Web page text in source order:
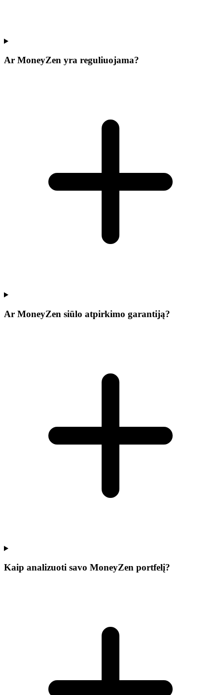
Ar MoneyZen yra reguliuojama?
Ar MoneyZen siūlo atpirkimo garantiją?
Kaip analizuoti savo MoneyZen portfelį?